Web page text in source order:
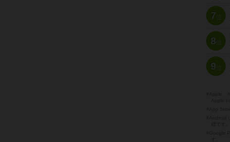
7位
8位
9位